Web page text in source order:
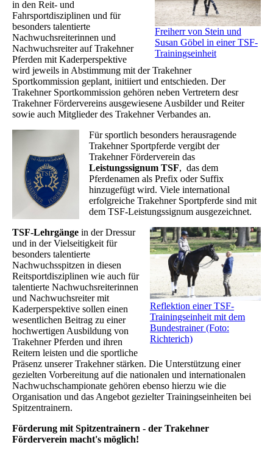
Freiherr von Stein und
Susan Göbel in einer TSF-
Trainingseinheit
in den Reit- und
Fahrsportdisziplinen und für
besonders talentierte
Nachwuchsreiterinnen und
Nachwuchsreiter auf Trakehner
Pferden mit Kaderperspektive
wird jeweils in Abstimmung mit der Trakehner
Sportkommission geplant, initiiert und entschieden. Der
Trakehner Sportkommission gehören neben Vertretern desr
Trakehner Fördervereins ausgewiesene Ausbilder und Reiter
sowie auch Mitglieder des Trakehner Verbandes an.
Für sportlich besonders herausragende
Trakehner Sportpferde vergibt der
Trakehner Förderverein das
Leistungssignum TSF, das dem
Pferdenamen als Prefix oder Suffix
hinzugefügt wird. Viele international
erfolgreiche Trakehner Sportpferde sind mit
dem TSF-Leistungssignum ausgezeichnet.
Reflektion einer TSF-
Trainingseinheit mit dem
Bundestrainer (Foto:
Richterich)
TSF-Lehrgänge in der Dressur
und in der Vielseitigkeit für
besonders talentierte
Nachwuchsspitzen in diesen
Reitsportdisziplinen wie auch für
talentierte Nachwuchsreiterinnen
und Nachwuchsreiter mit
Kaderperspektive sollen einen
wesentlichen Beitrag zu einer
hochwertigen Ausbildung von
Trakehner Pferden und ihren
Reitern leisten und die sportliche
Präsenz unserer Trakehner stärken. Die Unterstützung einer
gezielten Vorbereitung auf die nationalen und internationalen
Nachwuchschampionate gehören ebenso hierzu wie die
Organisation und das Angebot gezielter Trainingseinheiten bei
Spitzentrainern.
Förderung mit Spitzentrainern - der Trakehner
Förderverein macht's möglich!